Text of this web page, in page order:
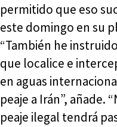
permitido que eso
este domingo en su
“También he
que localice e
en aguas
peaje a Irán”, añade.
peaje ilegal tendrá